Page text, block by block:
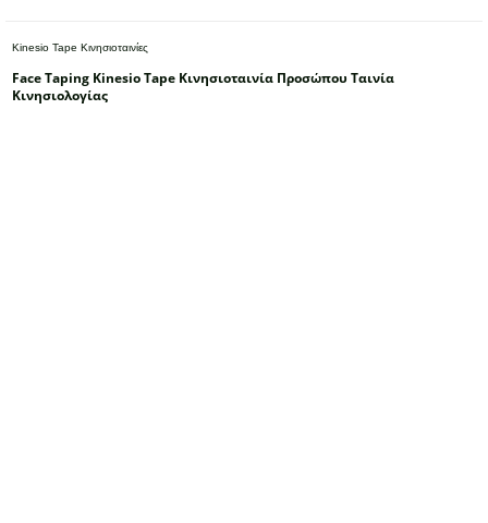
Kinesio Tape Κινησιοταινίες
Face Taping Kinesio Tape Κινησιοταινία Προσώπου Ταινία
Κινησιολογίας